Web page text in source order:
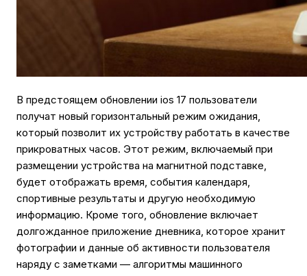
В предстоящем обновлении ios 17 пользователи
получат новый горизонтальный режим ожидания,
который позволит их устройству работать в качестве
прикроватных часов. Этот режим, включаемый при
размещении устройства на магнитной подставке,
будет отображать время, события календаря,
спортивные результаты и другую необходимую
информацию. Кроме того, обновление включает
долгожданное приложение дневника, которое хранит
фотографии и данные об активности пользователя
наряду с заметками — алгоритмы машинного